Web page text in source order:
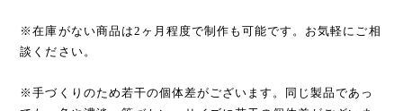
※在庫がない商品は2ヶ月程度で制作も可能です。お気軽にご相
談ください。
※手づくりのため若干の個体差がございます。同じ製品であっ